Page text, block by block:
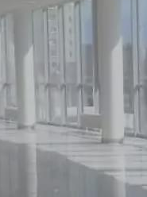
вид деятельности
(м2)